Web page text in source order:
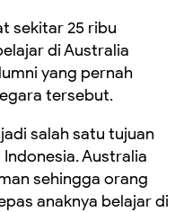
sekitar 25 ribu
di Australia
yang pernah
tersebut.
salah satu tujuan
Australia
sehingga orang
anaknya belajar di